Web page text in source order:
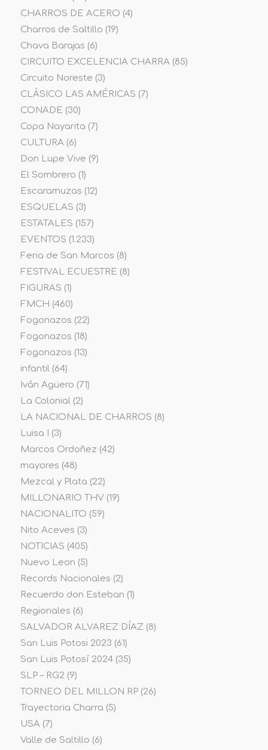
CHARROS DE ACERO (4)
Charros de Saltillo (19)
Chava Barajas (6)
CIRCUITO EXCELENCIA CHARRA(85)
Circuito Noreste (3)
CLÁSICO LAS AMÉRICAS (7)
CONADE (30)
Copa Nayarita (7)
CULTURA(6)
Don Lupe Vive (9)
El Sombrero (1)
Escaramuzas (12)
ESQUELAS (3)
ESTATALES (157)
EVENTOS (1.233)
Feria de San Marcos (8)
FESTIVAL ECUESTRE (8)
FIGURAS (1)
FMCH (460)
Fogonazos (22)
Fogonazos (18)
Fogonazos (13)
infantil(64)
Iván Agüero (71)
La Colonial(2)
LA NACIONAL DE CHARROS (8)
Luisa I
(3)
Marcos Ordoñez (42)
mayores (48)
Mezcal y Plata (22)
MILLONARIO THV(19)
NACIONALITO (59)
Nito Aceves (3)
NOTICIAS (405)
Nuevo Leon (5)
Records Nacionales (2)
Recuerdo don Esteban (1)
Regionales (6)
SALVADOR ALVAREZ DÍAZ (8)
San Luis Potosi 2023 (61)
San Luis Potosí 2024(35)
SLP – RG2 (9)
TORNEO DEL MILLON RP(26)
Trayectoria Charra (5)
USA(7)
Valle de Saltillo (6)